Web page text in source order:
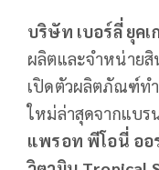
บริษัท เบอร์ลี่ ยุค
ผลิตและจำหน่าย
เปิดตัวผลิตภัณฑ์ทำ
ใหม่ล่าสุดจากแบร
แพรอท พีโอนี่ ออ